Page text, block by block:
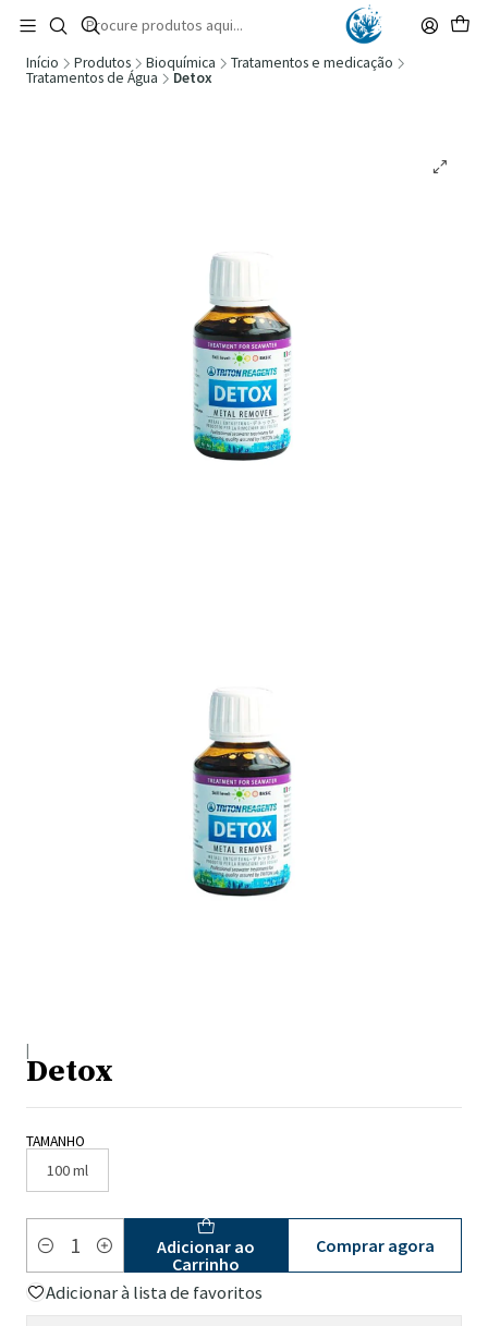
🚚 Portugal Continental: Portes Grátis desde 149,90€ (Envio extresso: 14,90€)
Ler mais
Início Produtos Bioquímica
Tratamentos e medicação
Tratamentos de Água
Detox
|
Detox
TAMANHO
100 ml
Quantidade
Adicionar ao
Carrinho
Comprar agora
Adicionar à lista de favoritos